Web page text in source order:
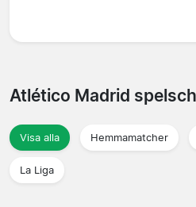
Atlético Madrid
Visa alla Hemmamatcher
La Liga